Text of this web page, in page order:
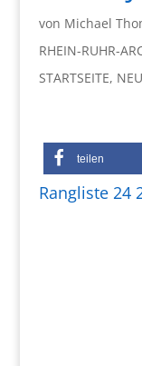
von Michael
RHEIN-RUHR-
STARTSEITE,
teilen
Rangliste 24